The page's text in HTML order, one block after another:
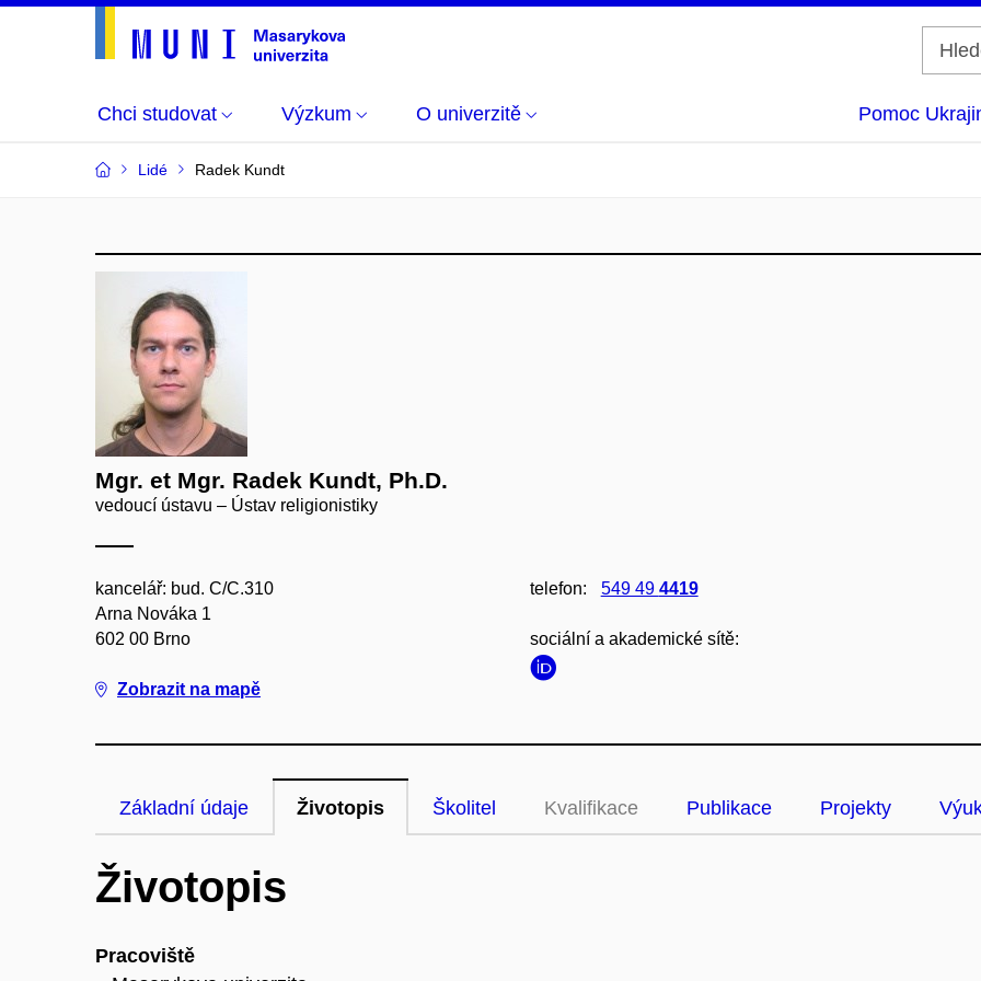
Chci studovat Výzkum O univerzitě Pomoc
Lidé Radek Kundt
Mgr. et Mgr. Radek Kundt, Ph.D.
vedoucí ústavu – Ústav religionistiky
kancelář: bud. C/C.310
Arna Nováka 1
602 00 Brno
Zobrazit na mapě
telefon: 549 49 4419
sociální a akademické sítě:
Základní údaje Životopis Školitel Kvalifikace Publikace Projekty
Životopis
Pracoviště